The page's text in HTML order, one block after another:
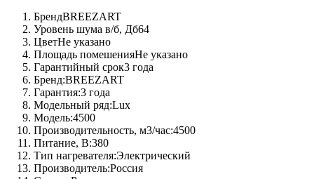
БрендBREEZART
Уровень шума в/б, Дб64
ЦветНе указано
Площадь помешенияНе указано
Гарантийный срок3 года
Бренд:BREEZART
Гарантия:3 года
Модельный ряд:Lux
Модель:4500
Производительность, м3/час:4500
Питание, В:380
Тип нагревателя:Электрический
Производитель:Россия